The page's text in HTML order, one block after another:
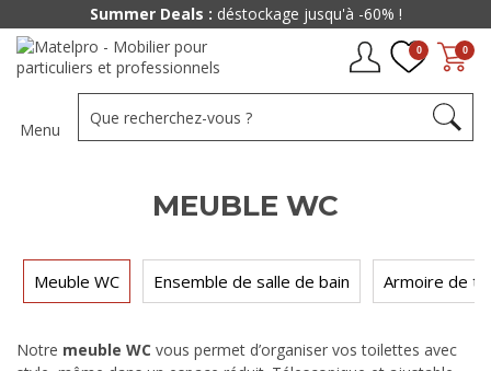
0
0
Menu
MEUBLE WC
Meuble WC Ensemble de salle de bain Armoire de
Notre meuble WC vous permet d’organiser vos toilettes avec
Summer Deals : déstockage jusqu'à -60% !